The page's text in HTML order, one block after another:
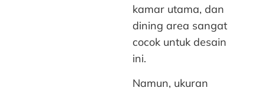
kamar utama, dan
dining area sangat
cocok untuk desain
ini.
Namun, ukuran